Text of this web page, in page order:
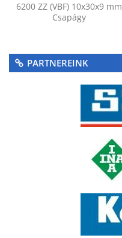
6200 ZZ (VBF) 10x30x9 mm
Csapágy
PARTNEREINK